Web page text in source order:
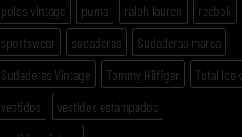
polos vintage
puma ralph lauren
reebok
sportswear
sudaderas
Sudaderas marca
Sudaderas Vintage
Tommy Hilfiger
Total look
vestidos
vestidos estampados